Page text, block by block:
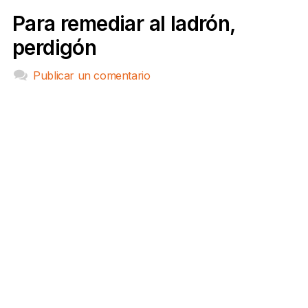
Para remediar al ladrón,
perdigón
Publicar un comentario